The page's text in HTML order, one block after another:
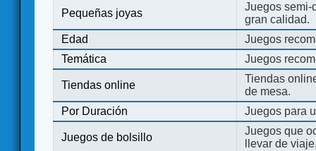
Pequeñas joyas
Juegos semi-
gran calidad.
Edad
Juegos
Temática
Juegos
Tiendas online
Tiendas
de mesa.
Por Duración
Juegos para
Juegos de bolsillo
Juegos que
llevar de